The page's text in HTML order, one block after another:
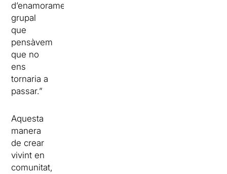
d’enamorament
grupal
que
pensàvem
que no
ens
tornaria a
passar.”
Aquesta
manera
de crear
vivint en
comunitat,